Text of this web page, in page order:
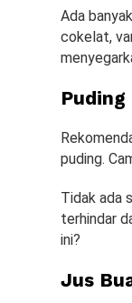
Ada
cokelat,
Puding
puding.
Tidak ada
terhindar
ini?
Jus